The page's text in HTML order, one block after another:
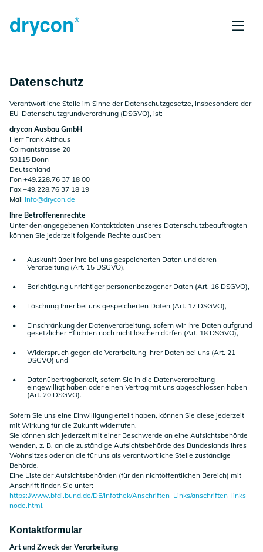
Datenschutz
Verantwortliche Stelle im Sinne der Datenschutzgesetze, insbesondere der
EU-Datenschutzgrundverordnung (DSGVO), ist:
drycon Ausbau GmbH
Herr Frank Althaus
Colmantstrasse 20
53115 Bonn
Deutschland
Fon +49.228.76 37 18 00
Fax +49.228.76 37 18 19
Mail info@drycon.de
Ihre Betroffenenrechte
Unter den angegebenen Kontaktdaten unseres Datenschutzbeauftragten
können Sie jederzeit folgende Rechte ausüben:
Auskunft über Ihre bei uns gespeicherten Daten und deren
Verarbeitung (Art. 15 DSGVO),
Berichtigung unrichtiger personenbezogener Daten (Art. 16 DSGVO),
Löschung Ihrer bei uns gespeicherten Daten (Art. 17 DSGVO),
Einschränkung der Datenverarbeitung, sofern wir Ihre Daten aufgrund
gesetzlicher Pflichten noch nicht löschen dürfen (Art. 18 DSGVO),
Widerspruch gegen die Verarbeitung Ihrer Daten bei uns (Art. 21
DSGVO) und
Datenübertragbarkeit, sofern Sie in die Datenverarbeitung
eingewilligt haben oder einen Vertrag mit uns abgeschlossen haben
(Art. 20 DSGVO).
Sofern Sie uns eine Einwilligung erteilt haben, können Sie diese jederzeit
mit Wirkung für die Zukunft widerrufen.
Sie können sich jederzeit mit einer Beschwerde an eine Aufsichtsbehörde
wenden, z. B. an die zuständige Aufsichtsbehörde des Bundeslands Ihres
Wohnsitzes oder an die für uns als verantwortliche Stelle zuständige
Behörde.
Eine Liste der Aufsichtsbehörden (für den nichtöffentlichen Bereich) mit
Anschrift finden Sie unter:
https://www.bfdi.bund.de/DE/Infothek/Anschriften_Links/anschriften_links-
node.html.
Kontaktformular
Art und Zweck der Verarbeitung